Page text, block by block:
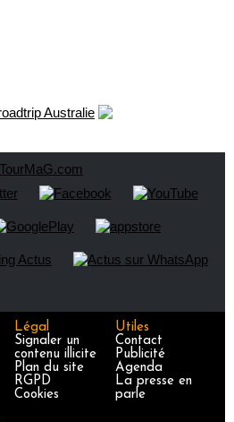
Légal
Signaler un
contenu illicite
Plan du site
RGPD
Cookies
Utiles
Contact
Publicité
Agenda
La presse en
parle